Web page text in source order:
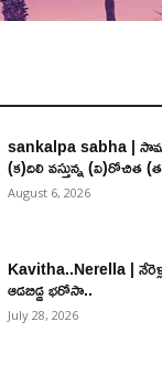
sankalpa sabha |
(క)దిలి వస్తున్న (వి)రోచిత
August 6, 2026
Kavitha..Nerella |
ఆడబిడ్డ భరోసా..
July 28, 2026